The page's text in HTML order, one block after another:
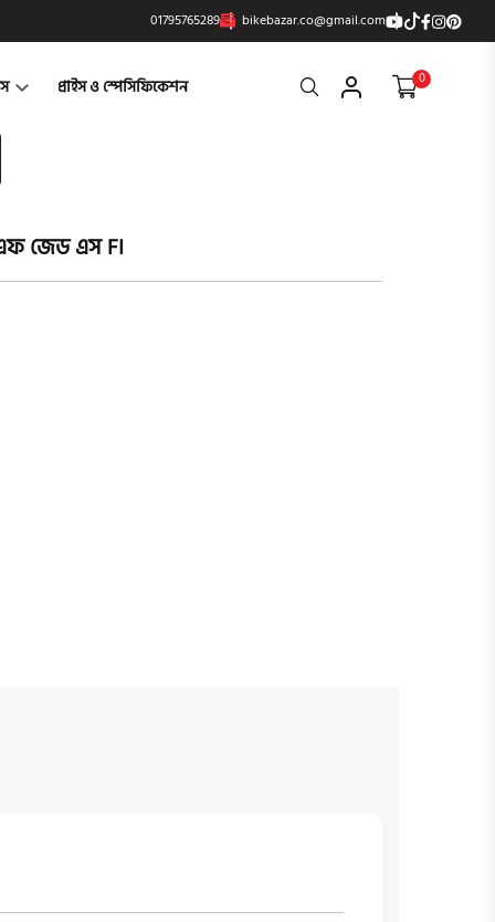
01795765289 bikebazar.co@gmail.com
প্রাইস ও স্পেসিফিকেশন Search 0
এফ জেড এস FI